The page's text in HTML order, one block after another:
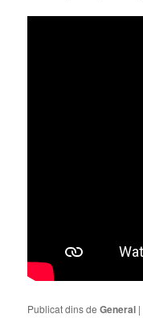
Publicat dins de General |